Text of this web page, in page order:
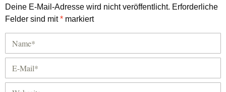
Deine E-Mail-Adresse wird nicht veröffentlicht. Erforderliche
Felder sind mit* markiert